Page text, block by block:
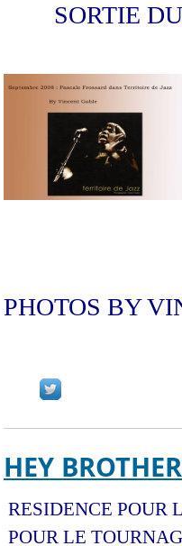
SORTIE
PHOTOS BY
HEY BROTHER
RESIDENCE POUR
POUR LE